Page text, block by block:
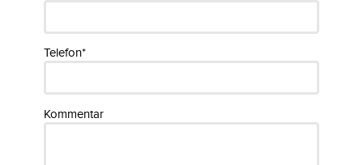
Telefon*
Kommentar